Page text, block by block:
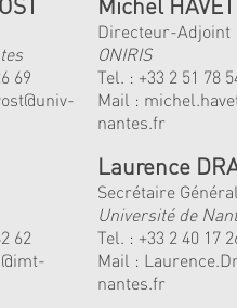
69
Directeur-Adjoint
ONIRIS
Tel. : +33 2 51 78
Mail :
nantes.fr
62
Laurence
Secrétaire
Université de
Tel. : +33 2 40 17
Mail :
nantes.fr